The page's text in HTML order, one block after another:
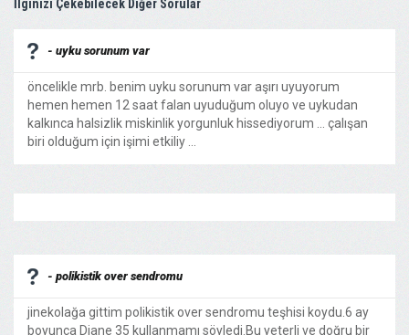
İlginizi Çekebilecek Diğer Sorular
- uyku sorunum var
öncelikle mrb. benim uyku sorunum var aşırı uyuyorum
hemen hemen 12 saat falan uyuduğum oluyo ve uykudan
kalkınca halsizlik miskinlik yorgunluk hissediyorum ... çalışan
biri olduğum için işimi etkiliy ...
- polikistik over sendromu
jinekolağa gittim polikistik over sendromu teşhisi koydu.6 ay
boyunca Diane 35 kullanmamı söyledi.Bu yeterli ve doğru bir